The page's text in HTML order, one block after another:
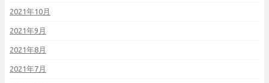
2021年10月
2021年9月
2021年8月
2021年7月